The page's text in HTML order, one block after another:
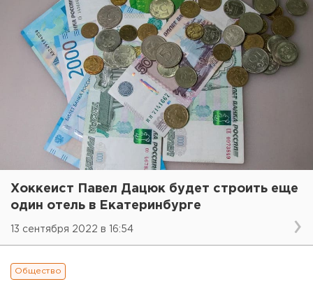
Хоккеист Павел Дацюк будет строить еще
один отель в Екатеринбурге
13 сентября 2022 в 16:54
Общество